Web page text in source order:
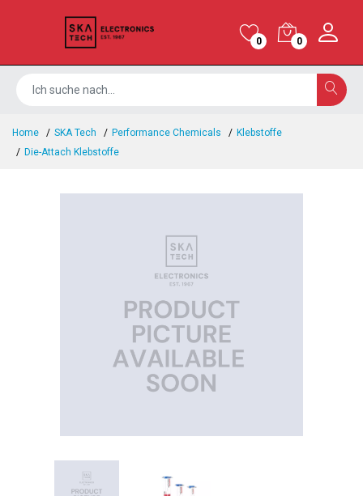
0 0
Home SKA Tech Performance Chemicals
Klebstoffe
Die-Attach Klebstoffe